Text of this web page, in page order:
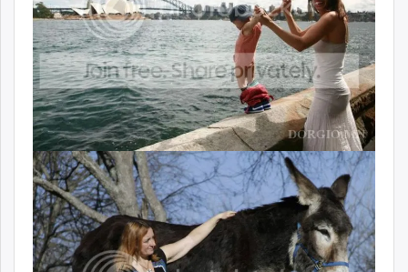
shudarga.mn
shuurhai.mn
unuudur.mn
isee.mn
mglradio.com
fact.mn
itoim.mn
tumen.mn
shuum.mn
times.mn
tvmongolia.mn
mass.mn